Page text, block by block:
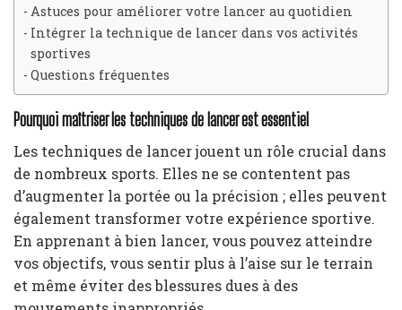
Astuces pour améliorer votre lancer au quotidien
Intégrer la technique de lancer dans vos activités
sportives
Questions fréquentes
Pourquoi maîtriser les techniques de lancer est essentiel
Les techniques de lancer jouent un rôle crucial dans
de nombreux sports. Elles ne se contentent pas
d’augmenter la portée ou la précision ; elles peuvent
également transformer votre expérience sportive.
En apprenant à bien lancer, vous pouvez atteindre
vos objectifs, vous sentir plus à l’aise sur le terrain
et même éviter des blessures dues à des